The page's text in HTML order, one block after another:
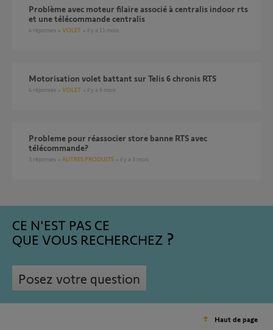
Problème avec moteur filaire associé à centralis indoor rts
et une télécommande centralis
4 réponses VOLET il y a 11 mois
Motorisation volet battant sur Telis 6 chronis RTS
4 réponses VOLET il y a 6 mois
Probleme pour réassocier store banne RTS avec
télécommande?
3 réponses AUTRES PRODUITS il y a 3 mois
CE N'EST PAS CE
QUE VOUS RECHERCHEZ
Posez votre question
Haut de page